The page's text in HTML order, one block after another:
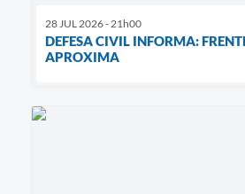
28 JUL 2026 - 21h00
DEFESA CIVIL INFORMA:
APROXIMA